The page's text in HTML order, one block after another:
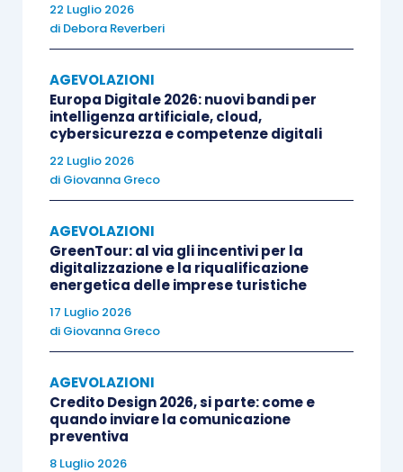
relativo al presente Bando (avvenuta il
2021). Tali servizi specialistici esterni devono
essere destinati alla
disegno/modello per la sua messa in
produzione e/o per la sua offerta sul mercato
Sono ammissibili le spese sostenute per
ricerca sull’utilizzo di materiali innovativi;
realizzazione di prototipi;
realizzazione di stampi;
produzione del prodotto/disegno;
consulenza tecnica per certificazioni di
22 Luglio 2026
di Debora Reverberi
AGEVOLAZIONI
Europa Digitale 2026: nuovi bandi per
intelligenza artificiale, cloud,
cybersicurezza e competenze digitali
22 Luglio 2026
di Giovanna Greco
AGEVOLAZIONI
GreenTour: al via gli incentivi per la
digitalizzazione e la riqualificazione
energetica delle imprese turistiche
17 Luglio 2026
di Giovanna Greco
AGEVOLAZIONI
Credito Design 2026, si parte: come e
quando inviare la comunicazione
preventiva
8 Luglio 2026